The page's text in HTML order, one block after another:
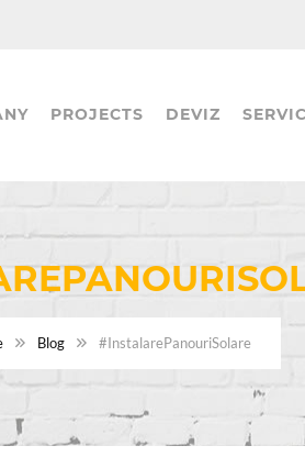
PROJECTS DEVIZ
Blog #InstalarePanouriSolare